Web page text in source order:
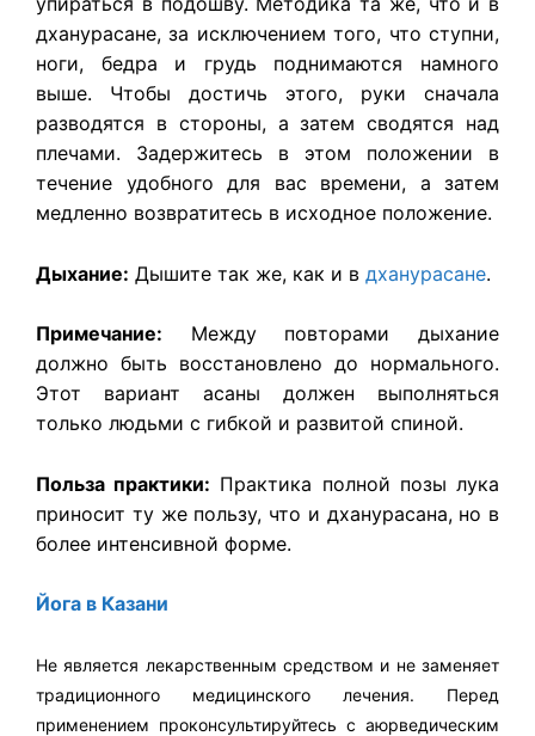
дханурасане, за исключением того, что ступни,
ноги, бедра и грудь поднимаются намного
выше. Чтобы достичь этого, руки сначала
разводятся в стороны, а затем сводятся над
плечами. Задержитесь в этом положении в
течение удобного для вас времени, а затем
медленно возвратитесь в исходное положение.
Дыхание: Дышите так же, как и в дханурасане.
Примечание: Между повторами дыхание
должно быть восстановлено до нормального.
Этот вариант асаны должен выполняться
только людьми с гибкой и развитой спиной.
Польза практики: Практика полной позы лука
приносит ту же пользу, что и дханурасана, но в
более интенсивной форме.
Йога в Казани
Не является лекарственным средством и не заменяет
традиционного медицинского лечения. Перед
применением проконсультируйтесь с аюрведическим